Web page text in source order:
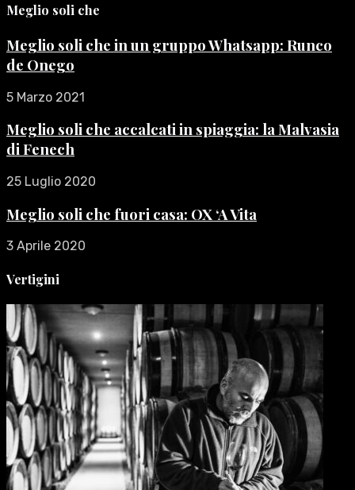
Meglio soli che
Meglio soli che in un gruppo Whatsapp: Runco
de Onego
5 Marzo 2021
Meglio soli che accalcati in spiaggia: la Malvasia
di Fenech
25 Luglio 2020
Meglio soli che fuori casa: OX ‘A Vita
3 Aprile 2020
Vertigini